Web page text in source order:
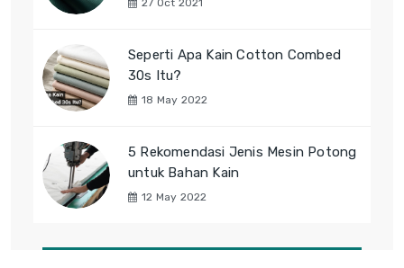
Seperti Apa Kain Cotton Combed
30s Itu?
18 May 2022
5 Rekomendasi Jenis Mesin Potong
untuk Bahan Kain
12 May 2022